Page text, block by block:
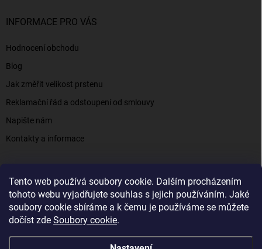
Tento web používá soubory cookie. Dalším procházením
tohoto webu vyjadřujete souhlas s jejich používáním. Jaké
soubory cookie sbíráme a k čemu je používáme se můžete
dočíst zde Soubory cookie.
INFORMACE PRO VÁS
Hodnocení obchodu
Blog
Jak změřit velikost prstenu
Reklamační řád a odstoupení od smlouvy
Napište nám
Kontakty a informace
Elenys.cz - šperky, kterým věříte už od roku 2016